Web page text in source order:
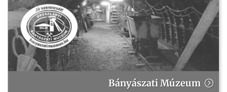
Bányászati Múzeum